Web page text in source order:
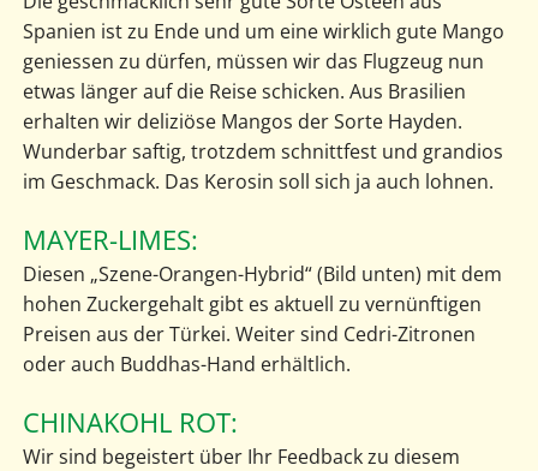
Spanien ist zu Ende und um eine wirklich gute Mango
geniessen zu dürfen, müssen wir das Flugzeug nun
etwas länger auf die Reise schicken. Aus Brasilien
erhalten wir deliziöse Mangos der Sorte Hayden.
Wunderbar saftig, trotzdem schnittfest und grandios
im Geschmack. Das Kerosin soll sich ja auch lohnen.
MAYER-LIMES:
Diesen „Szene-Orangen-Hybrid“ (Bild unten) mit dem
hohen Zuckergehalt gibt es aktuell zu vernünftigen
Preisen aus der Türkei. Weiter sind Cedri-Zitronen
oder auch Buddhas-Hand erhältlich.
CHINAKOHL ROT:
Wir sind begeistert über Ihr Feedback zu diesem